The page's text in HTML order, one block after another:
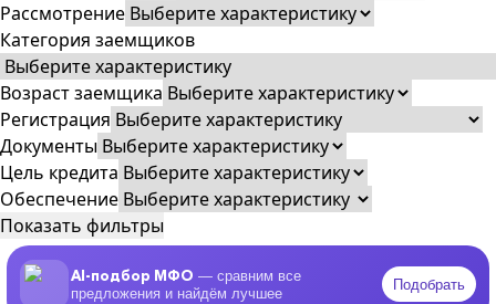
Рассмотрение
Категория заемщиков
Возраст заемщика
Регистрация
Документы
Цель кредита
Обеспечение
Показать фильтры
AI-подбор МФО — сравним все
предложения и найдём лучшее
Подобрать